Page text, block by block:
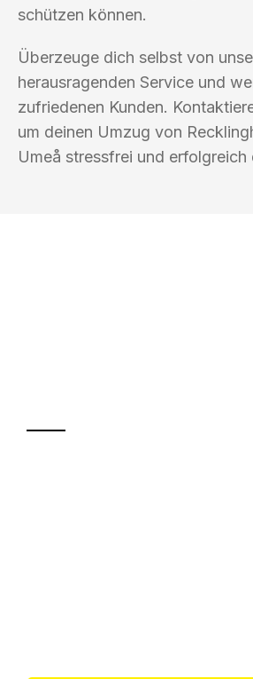
schützen können.
Überzeuge dich selbst von
herausragenden Service und
zufriedenen Kunden.
um deinen Umzug von
Umeå stressfrei und erfolgreich